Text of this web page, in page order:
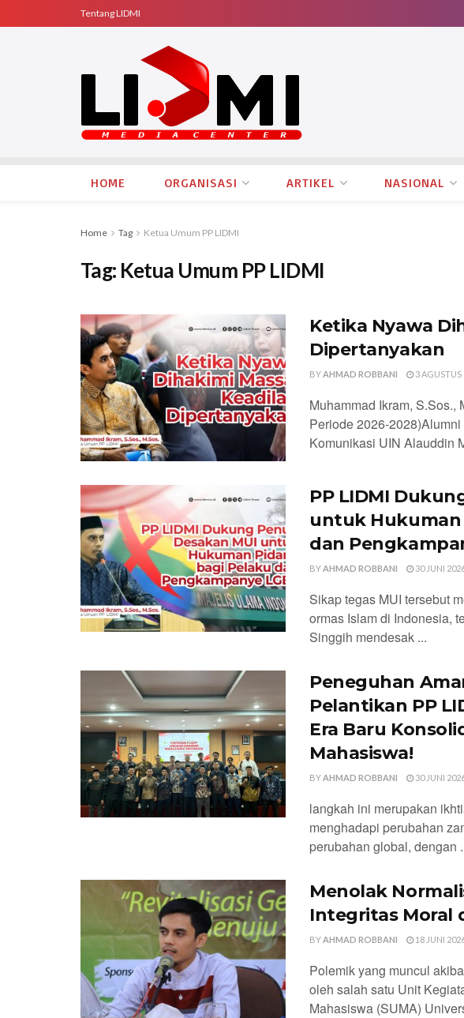
Tentang LIDMI
HOME ORGANISASI ARTIKEL NASIONAL
Home Tag Ketua Umum PP LIDMI
Tag: Ketua Umum PP LIDMI
Ketika Nyawa
Dipertanyakan
BYAHMAD ROBBANI 3 AGUSTUS
Muhammad Ikram, S.Sos.,
Periode 2026-
Komunikasi UIN Alauddin
PP LIDMI
untuk Hukuman
dan
BYAHMAD ROBBANI 30 JUNI
Sikap tegas MUI tersebut
ormas Islam di Indonesia,
Singgih mendesak ...
Peneguhan
Pelantikan PP
Era Baru
Mahasiswa!
BYAHMAD ROBBANI 30 JUNI
langkah ini merupakan
menghadapi perubahan
perubahan global, dengan
Menolak
Integritas Moral
BYAHMAD ROBBANI 18 JUNI
Polemik yang muncul
oleh salah satu Unit
Mahasiswa (SUMA)